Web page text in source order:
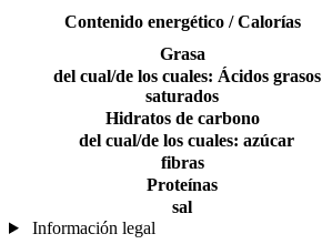
Contenido energético / Calorías
Grasa
del cual/de los cuales: Ácidos grasos
saturados
Hidratos de carbono
del cual/de los cuales: azúcar
fibras
Proteínas
sal
Información legal